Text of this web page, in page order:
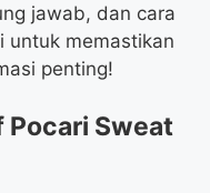
jawab, dan cara
untuk memastikan
penting!
Pocari Sweat